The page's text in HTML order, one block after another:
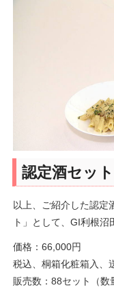
認定酒セット
以上、ご紹介した認定
ト」として、GI利根沼
価格：66,000円
税込、桐箱化粧箱入、
販売数：88セット（数